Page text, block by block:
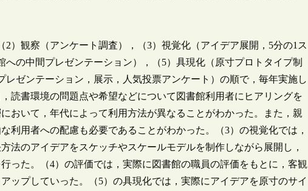
）観察（アンケート調査），（3）視覚化（アイデア展開，5分の1ス
の中間プレゼンテーション），（5）具現化（原寸プロトタイプ制
ゼンテーション，展示，人気投票アンケート）の順で，毎年実施し
読書環境の問題点や希望などについて図書館利用者にヒアリングを
おいて，年代によって利用方法が異なることがわかった。また，親
利用者への配慮も必要であることがわかった。（3）の視覚化では，
法のアイデアをスケッチやスケールモデルを制作しながら展開し，
った。（4）の評価では，実際に図書館の職員の評価をもとに，客観
ップしていった。（5）の具現化では，実際にアイデアを原寸のサイ